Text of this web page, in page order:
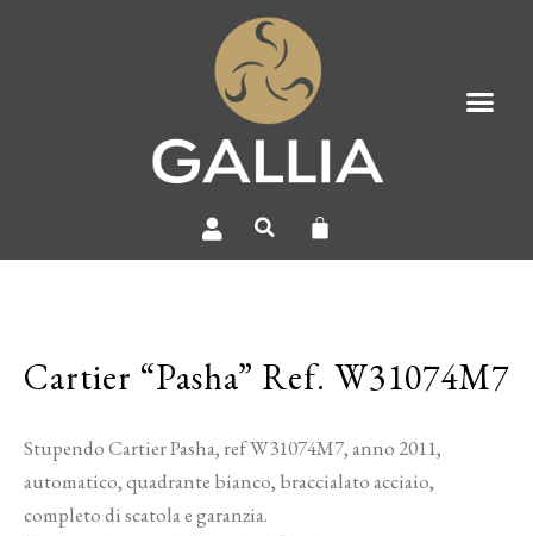
Cartier “Pasha” Ref. W31074M7
Stupendo Cartier Pasha, ref W31074M7, anno 2011,
automatico, quadrante bianco, braccialato acciaio,
completo di scatola e garanzia.